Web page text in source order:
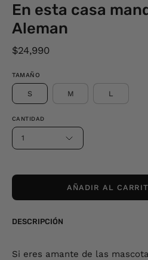
En esta casa
Aleman
$24,990
TAMAÑO
S M L
CANTIDAD
1
AÑADIR AL
DESCRIPCIÓN
Si eres amante de las